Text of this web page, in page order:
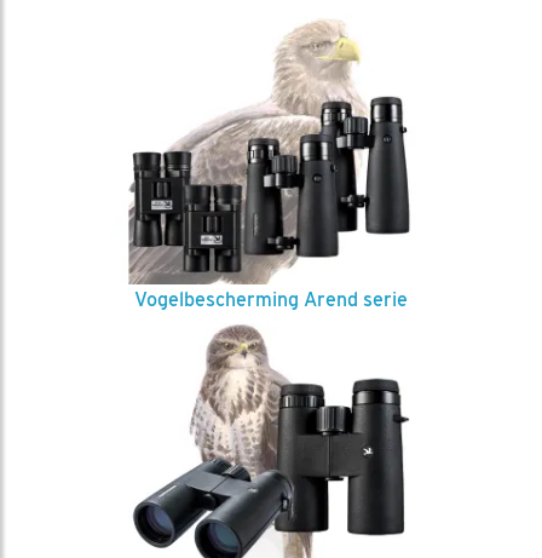
Vogelbescherming Arend serie